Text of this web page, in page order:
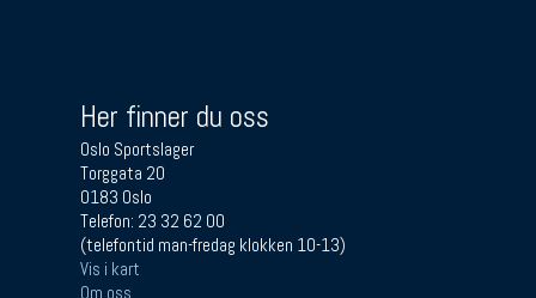
Her finner du oss
Oslo Sportslager
Torggata 20
0183 Oslo
Telefon: 23 32 62 00
(telefontid man-fredag klokken 10-13)
Vis i kart
Om oss